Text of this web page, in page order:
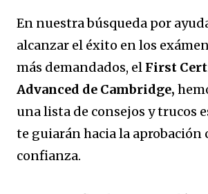
En nuestra búsqueda por
alcanzar el éxito en los
más demandados, el First
Advanced de Cambridge,
una lista de consejos y trucos
te guiarán hacia la aprobación
confianza.